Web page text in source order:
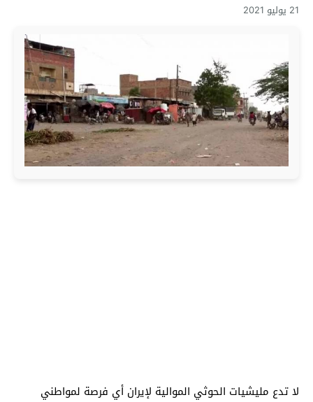
21 يوليو 2021
لا تدع مليشيات الحوثي الموالية لإيران أي فرصة لمواطني